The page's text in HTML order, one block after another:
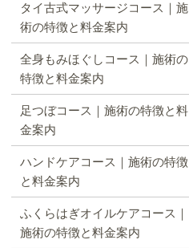
タイ古式マッサージコース｜施
術の特徴と料金案内
全身もみほぐしコース｜施術の
特徴と料金案内
足つぼコース｜施術の特徴と料
金案内
ハンドケアコース｜施術の特徴
と料金案内
ふくらはぎオイルケアコース｜
施術の特徴と料金案内